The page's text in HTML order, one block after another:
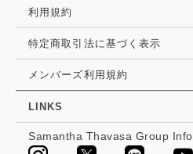
利用規約
特定商取引法に基づく表示
メンバーズ利用規約
LINKS
Samantha Thavasa Group Info.